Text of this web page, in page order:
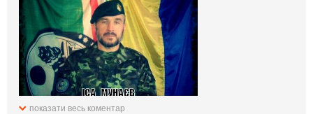
показати весь коментар